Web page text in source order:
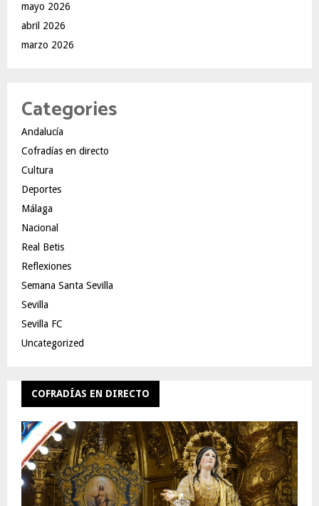
mayo 2026
abril 2026
marzo 2026
Categories
Andalucía
Cofradías en directo
Cultura
Deportes
Málaga
Nacional
Real Betis
Reflexiones
Semana Santa Sevilla
Sevilla
Sevilla FC
Uncategorized
COFRADÍAS EN DIRECTO